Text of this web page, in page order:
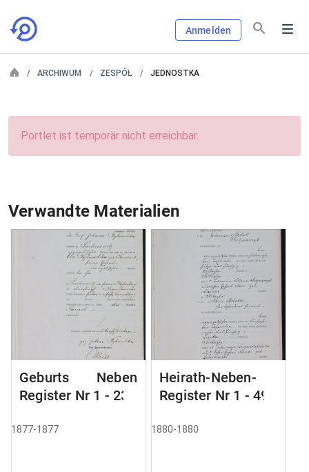
Anmelden
ARCHIWUM ZESPÓŁ JEDNOSTKA
Portlet ist temporär nicht erreichbar.
Verwandte Materialien
Geburts Neben
Register Nr 1 - 236
1877-1877
Heirath-Neben-
Register Nr 1 - 49
1880-1880